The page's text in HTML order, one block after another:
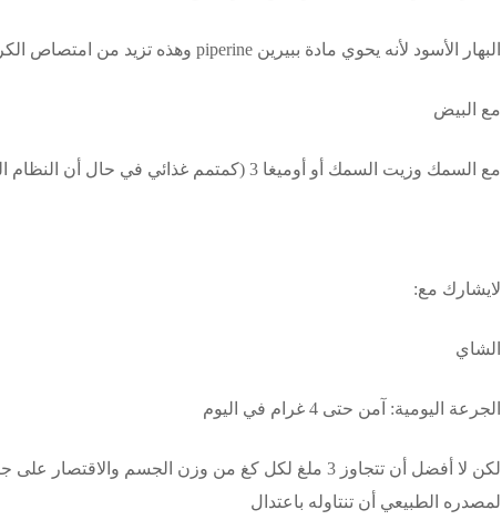
البهار الأسود لأنه يحوي مادة ببيرين piperine وهذه تزيد من امتصاص الكرمين في الجسم وفعاليته
مع البيض
مع السمك وزيت السمك أو أوميغا 3 (كمتمم غذائي في حال أن النظام الغذائي فقير بمصادر أوميغا 3)
لايشارك مع:
الشاي
الجرعة اليومية: آمن حتى 4 غرام في اليوم
لمصدره الطبيعي أن تنتاوله باعتدال